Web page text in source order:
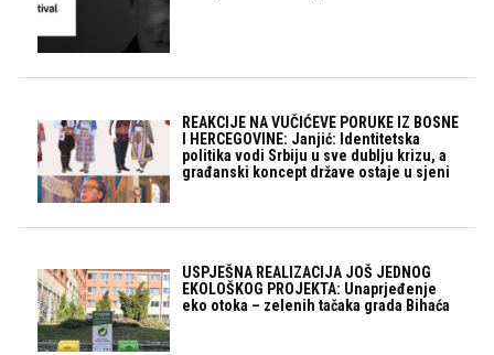
REAKCIJE NA VUČIĆEVE PORUKE IZ BOSNE
I HERCEGOVINE: Janjić: Identitetska
politika vodi Srbiju u sve dublju krizu, a
građanski koncept države ostaje u sjeni
USPJEŠNA REALIZACIJA JOŠ JEDNOG
EKOLOŠKOG PROJEKTA: Unaprjeđenje
eko otoka – zelenih tačaka grada Bihaća